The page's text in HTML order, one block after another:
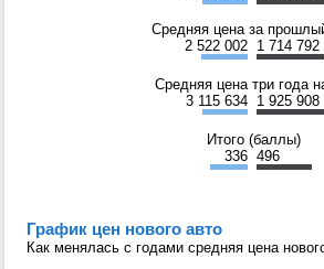
Средняя цена за
2 522 002 1 714 792
Средняя цена три года
3 115 634 1 925 908
Итого (баллы)
336 496
График цен нового авто
Как менялась с годами средняя цена